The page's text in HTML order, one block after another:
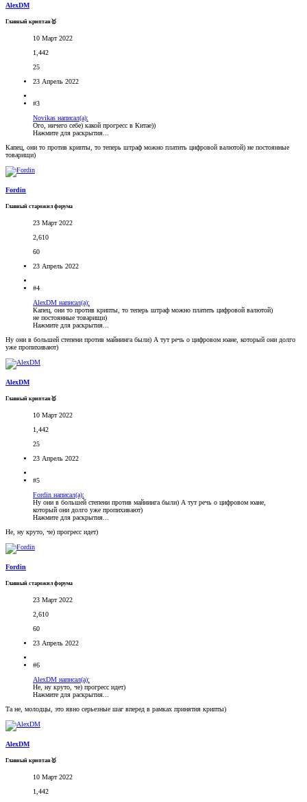
AlexDM
Главный криптан🥇
10 Март 2022
1,442
25
23 Апрель 2022
#3
Novikas написал(а):
Ого, ничего себе) какой прогресс в Китае))
Нажмите для раскрытия...
Капец, они то против крипты, то теперь штраф можно платить цифровой валютой) не постоянные
товарищи)
Fordin
Главный старожил форума
23 Март 2022
2,610
60
23 Апрель 2022
#4
AlexDM написал(а):
Капец, они то против крипты, то теперь штраф можно платить цифровой валютой)
не постоянные товарищи)
Нажмите для раскрытия...
Ну они в большей степени против майнинга были) А тут речь о цифровом юане, который они долго
уже пропихивают)
AlexDM
Главный криптан🥇
10 Март 2022
1,442
25
23 Апрель 2022
#5
Fordin написал(а):
Ну они в большей степени против майнинга были) А тут речь о цифровом юане,
который они долго уже пропихивают)
Нажмите для раскрытия...
Не, ну круто, че) прогресс идет)
Fordin
Главный старожил форума
23 Март 2022
2,610
60
23 Апрель 2022
#6
AlexDM написал(а):
Не, ну круто, че) прогресс идет)
Нажмите для раскрытия...
Та не, молодцы, это явно серьезные шаг вперед в рамках принятия крипты)
AlexDM
Главный криптан🥇
10 Март 2022
1,442